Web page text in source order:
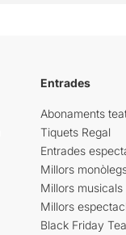
Entrades
Abonaments
Tiquets Regal
Entrades
Millors
Millors musicals
Millors
Black Friday